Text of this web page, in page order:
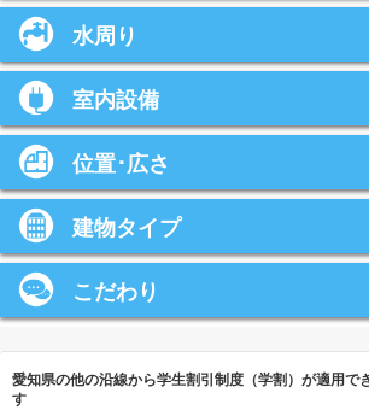
水周り
室内設備
位置･広さ
建物タイプ
こだわり
愛知県の他の沿線から学生割引制度（学割）が適用で
す